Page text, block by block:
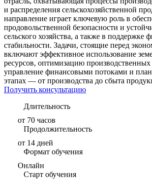
и распределения сельскохозяйственной
направление играет ключевую роль в
продовольственной безопасности и
сельского хозяйства, а также в поддержке
стабильности. Задачи, стоящие перед
включают эффективное использование
ресурсов, оптимизацию производственных
управление финансовыми потоками и
этапах — от производства до сбыта
Получить консультацию
Длительность
от 70 часов
Продолжительность
от 14 дней
Формат обучения
Онлайн
Старт обучения